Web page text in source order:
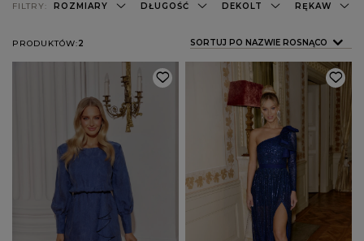
PRODUKTÓW:2 ZMIEŃ SORTOWANIE
SORTUJ PO NAZWIE ROSNĄCO
FILTRY: ROZMIARY DŁUGOŚĆ DEKOLT RĘKAW